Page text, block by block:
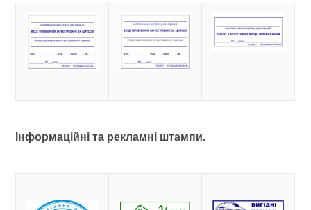
Інформаційні та рекламні штампи.